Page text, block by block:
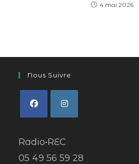
4 mai 2026
Nous Suivre
Radio•REC
05 49 56 59 28